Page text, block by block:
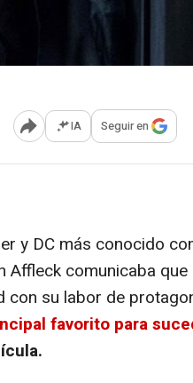
Abrir opciones para compartir
IA Seguir en
y DC más conocido
Affleck comunicaba
su labor de
favorito para